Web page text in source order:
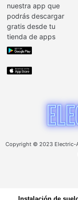
nuestra app que
podrás descargar
gratis desde tu
tienda de apps
Copyright © 2023 Electric-